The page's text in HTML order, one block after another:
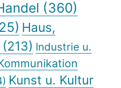
(360)
Haus,
(213) Industrie u.
Kunst u. Kultur